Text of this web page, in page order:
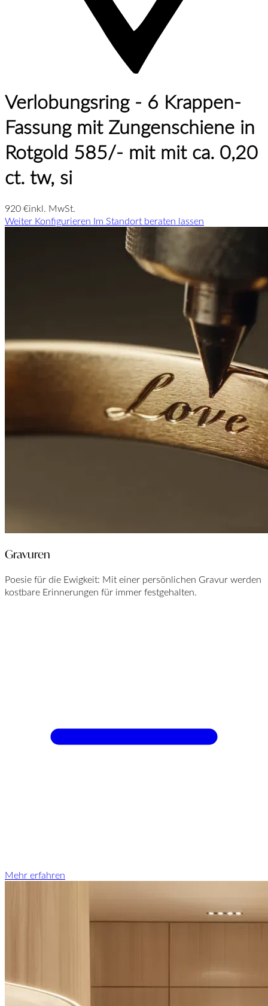
Verlobungsring - 6 Krappen-
Fassung mit Zungenschiene in
Rotgold 585/- mit mit ca. 0,20
ct. tw, si
920 €inkl. MwSt.
Weiter Konfigurieren Im Standort beraten lassen
Gravuren
Poesie für die Ewigkeit: Mit einer persönlichen Gravur werden
kostbare Erinnerungen für immer festgehalten.
Mehr erfahren